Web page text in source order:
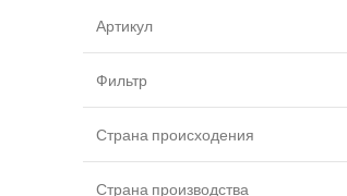
Артикул
Фильтр
Страна происходения
Страна производства